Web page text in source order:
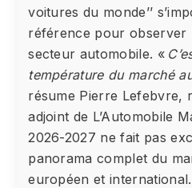
voitures du monde’’
référence pour observer
secteur automobile. «
température du marché
résume Pierre Lefebvre,
adjoint de L’Automobile
2026-2027 ne fait pas
panorama complet du
européen et international.